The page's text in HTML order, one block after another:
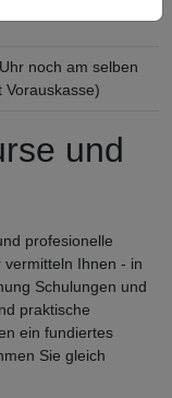
noch am selben
und
profesionelle
Ihnen - in
Schulungen und
praktische
ein fundiertes
Sie gleich